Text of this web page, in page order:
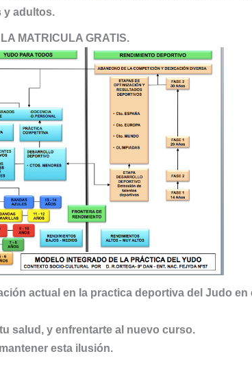
y adultos.
MATRICULA GRATIS.
actual en la practica deportiva del Judo en
salud, y enfrentarte al nuevo curso.
esta ilusión.